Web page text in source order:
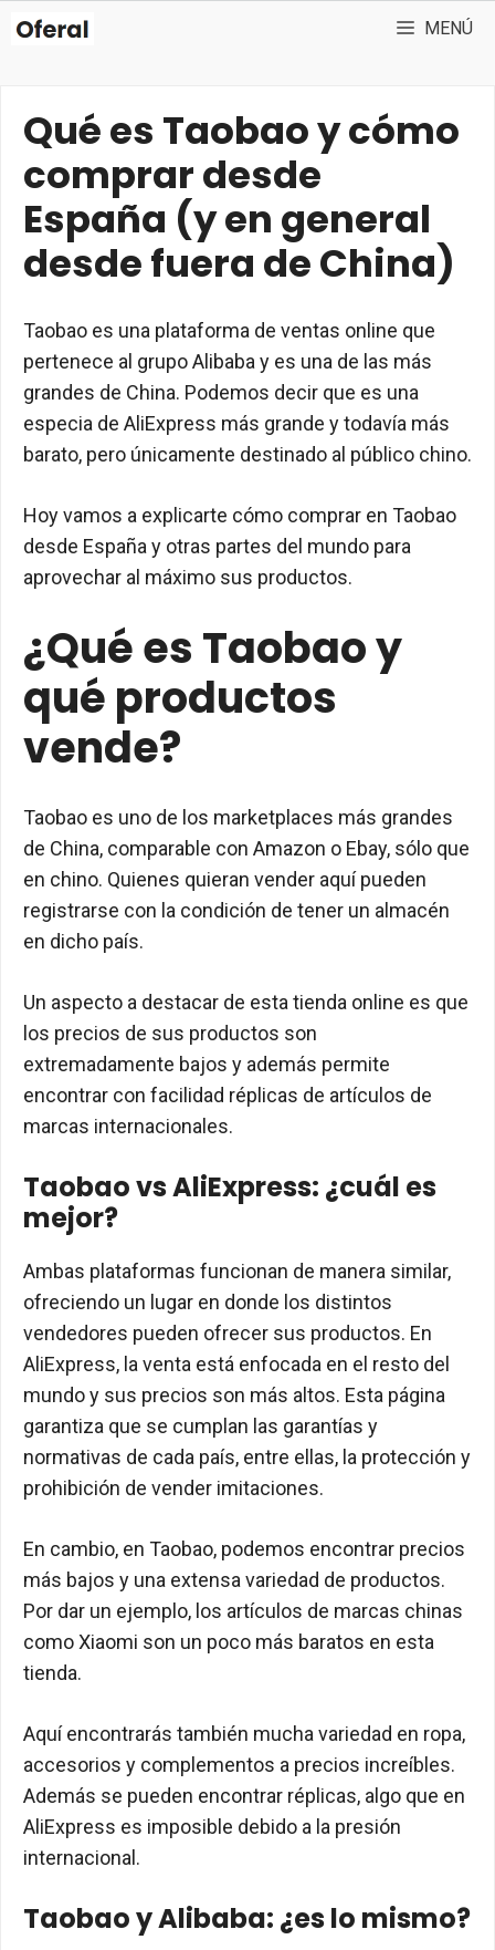
Saltar
MENÚ
Qué es Taobao y cómo
comprar desde
España (y en general
desde fuera de China)
Taobao es una plataforma de ventas online que
pertenece al grupo Alibaba y es una de las más
grandes de China. Podemos decir que es una
especia de AliExpress más grande y todavía más
barato, pero únicamente destinado al público chino.
Hoy vamos a explicarte cómo comprar en Taobao
desde España y otras partes del mundo para
aprovechar al máximo sus productos.
¿Qué es Taobao y
qué productos
vende?
Taobao es uno de los marketplaces más grandes
de China, comparable con Amazon o Ebay, sólo que
en chino. Quienes quieran vender aquí pueden
registrarse con la condición de tener un almacén
en dicho país.
Un aspecto a destacar de esta tienda online es que
los precios de sus productos son
extremadamente bajos y además permite
encontrar con facilidad réplicas de artículos de
marcas internacionales.
Taobao vs AliExpress: ¿cuál es
mejor?
Ambas plataformas funcionan de manera similar,
ofreciendo un lugar en donde los distintos
vendedores pueden ofrecer sus productos. En
AliExpress, la venta está enfocada en el resto del
mundo y sus precios son más altos. Esta página
garantiza que se cumplan las garantías y
normativas de cada país, entre ellas, la protección y
prohibición de vender imitaciones.
En cambio, en Taobao, podemos encontrar precios
más bajos y una extensa variedad de productos.
Por dar un ejemplo, los artículos de marcas chinas
como Xiaomi son un poco más baratos en esta
tienda.
Aquí encontrarás también mucha variedad en ropa,
accesorios y complementos a precios increíbles.
Además se pueden encontrar réplicas, algo que en
AliExpress es imposible debido a la presión
internacional.
Taobao y Alibaba: ¿es lo mismo?